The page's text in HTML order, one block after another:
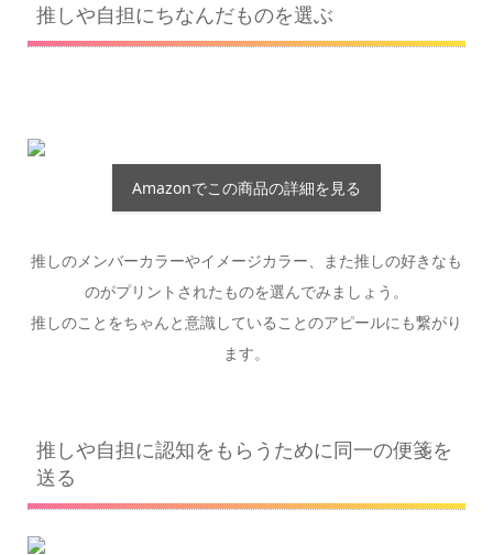
推しや自担にちなんだものを選ぶ
Amazonでこの商品の詳細を見る
推しのメンバーカラーやイメージカラー、また推しの好きなも
のがプリントされたものを選んでみましょう。
推しのことをちゃんと意識していることのアピールにも繋がり
ます。
推しや自担に認知をもらうために同一の便箋を
送る